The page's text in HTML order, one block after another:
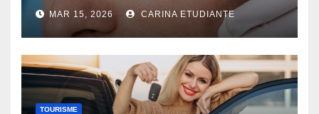
MAR 15, 2026 CARINA ETUDIANTE
TOURISME